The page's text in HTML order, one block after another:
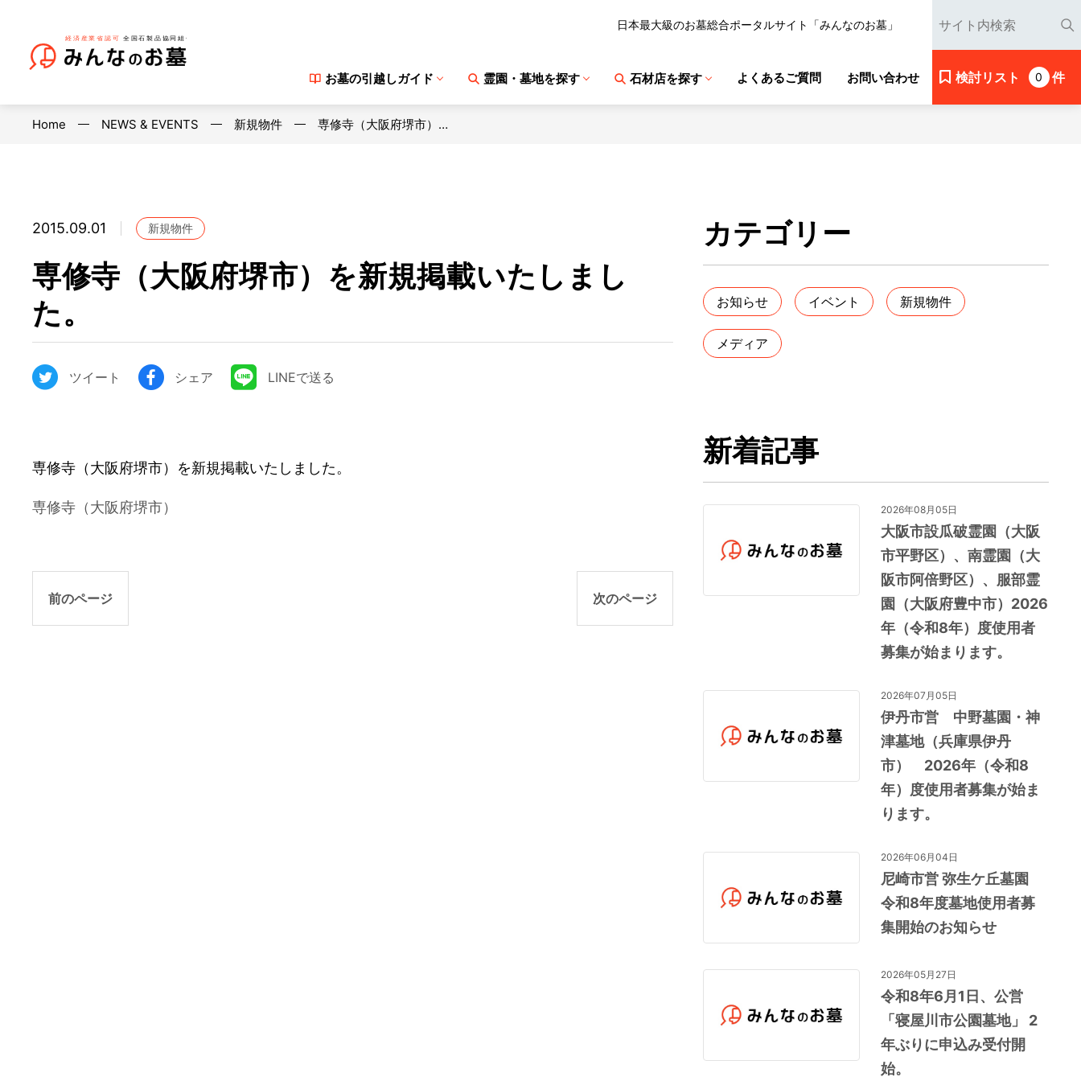
日本最大級のお墓総合ポータルサイト「みんなのお墓」
お墓の引越しガイド 霊園・墓地を探す 石材店を探す よくあるご質問 お問い合わせ 検討リスト 0 件
Home NEWS & EVENTS 新規物件 専修寺（大阪府堺市）…
2015.09.01 新規物件
専修寺（大阪府堺市）を新規掲載いたしまし
た。
ツイート シェア LINEで送る
専修寺（大阪府堺市）を新規掲載いたしました。
専修寺（大阪府堺市）
前のページ 次のページ
カテゴリー
お知らせ イベント 新規物件
メディア
新着記事
2026年08月05日
大阪市設瓜破霊園（大阪
市平野区）、南霊園（大
阪市阿倍野区）、服部霊
園（大阪府豊中市）2026
年（令和8年）度使用者
募集が始まります。
2026年07月05日
伊丹市営 中野墓園・神
津墓地（兵庫県伊丹
市） 2026年（令和8
年）度使用者募集が始ま
ります。
2026年06月04日
尼崎市営 弥生ケ丘墓園
令和8年度墓地使用者募
集開始のお知らせ
2026年05月27日
令和8年6月1日、公営
「寝屋川市公園墓地」 2
年ぶりに申込み受付開
始。